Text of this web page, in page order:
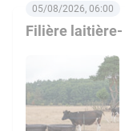
Filière laitière-
05/08/2026, 06:00